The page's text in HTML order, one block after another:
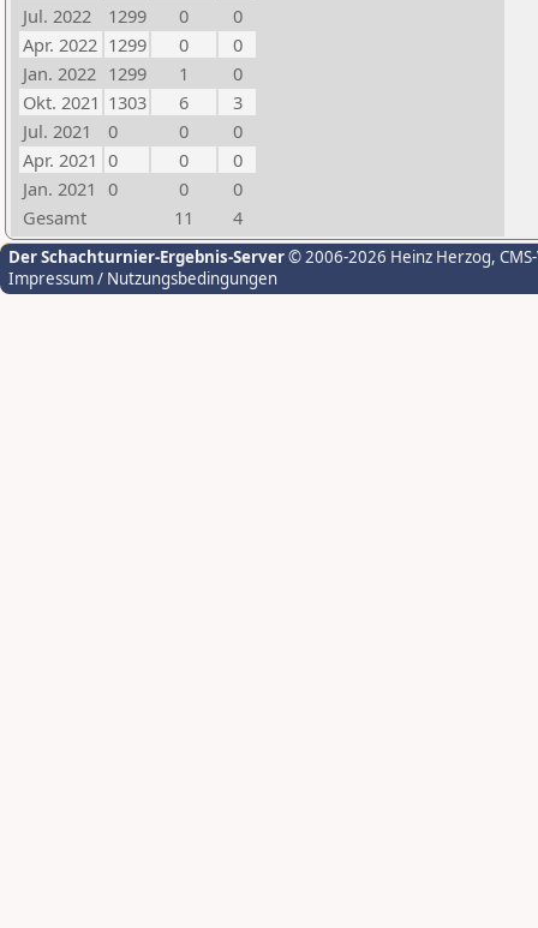
Jul. 2022
1299 0
0
Apr. 2022 1299 0
0
Jan. 2022 1299 1
0
Okt. 2021 1303 6
3
Jul. 2021
0 0
0
Apr. 2021 0 0
0
Jan. 2021 0 0
0
Gesamt
11 4
Der Schachturnier-Ergebnis-Server© 2006-2026 Heinz Herzog,
Impressum / Nutzungsbedingungen